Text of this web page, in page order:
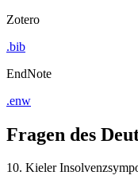
Zotero
.bib
EndNote
.enw
Fragen des
10. Kieler